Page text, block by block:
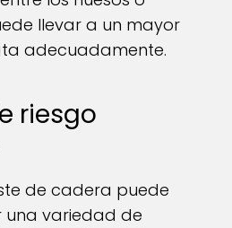
llevar a un mayor
adecuadamente.
riesgo
de cadera puede
variedad de